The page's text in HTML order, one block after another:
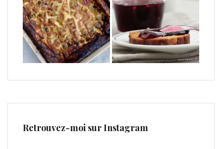
Retrouvez-moi sur Instagram